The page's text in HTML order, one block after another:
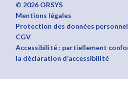
© 2026 ORSYS
Mentions légales
Protection des données
CGV
Accessibilité : partiellement
la déclaration d’accessibilité